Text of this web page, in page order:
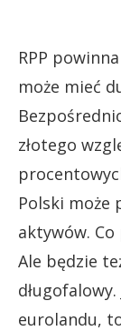
RPP
może mieć
złotego
Polski może
aktywów.
Ale będzie
eurolandu,